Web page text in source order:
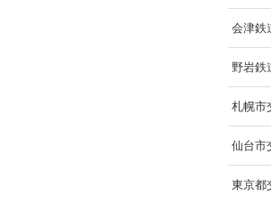
会津鉄
野岩鉄
札幌市
仙台市
東京都